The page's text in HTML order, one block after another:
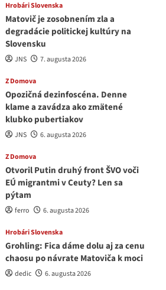
Hrobári Slovenska
Matovič je zosobnením zla a
degradácie politickej kultúry na
Slovensku
JNS 7. augusta 2026
Z Domova
Opozičná dezinfoscéna. Denne
klame a zavádza ako zmätené
klubko pubertiakov
JNS 6. augusta 2026
Z Domova
Otvoril Putin druhý front ŠVO voči
EÚ migrantmi v Ceuty? Len sa
pýtam
ferro 6. augusta 2026
Hrobári Slovenska
Grohling: Fica dáme dolu aj za cenu
chaosu po návrate Matoviča k moci
dedic 6. augusta 2026